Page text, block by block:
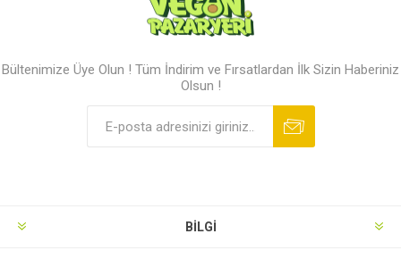
Bültenimize Üye Olun ! Tüm İndirim ve Fırsatlardan İlk Sizin Haberiniz
Olsun !
BILGI